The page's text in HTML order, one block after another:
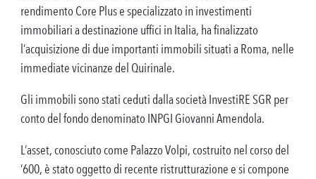
rendimento Core Plus e specializzato in investimenti
immobiliari a destinazione uffici in Italia, ha finalizzato
l’acquisizione di due importanti immobili situati a Roma, nelle
immediate vicinanze del Quirinale.
Gli immobili sono stati ceduti dalla società InvestiRE SGR per
conto del fondo denominato INPGI Giovanni Amendola.
L’asset, conosciuto come Palazzo Volpi, costruito nel corso del
‘600, è stato oggetto di recente ristrutturazione e si compone